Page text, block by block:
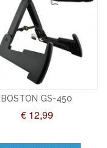
BOSTON GS-450
€ 12,99